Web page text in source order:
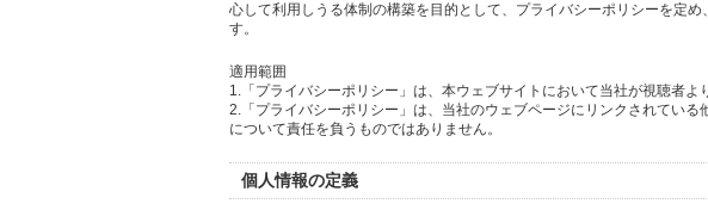
心して利用しうる体制の構築を目的として、プライバシーポリシーを定
す。
適用範囲
1.「プライバシーポリシー」は、本ウェブサイトにおいて当社が視聴者よ
2.「プライバシーポリシー」は、当社のウェブページにリンクされてい
について責任を負うものではありません。
個人情報の定義